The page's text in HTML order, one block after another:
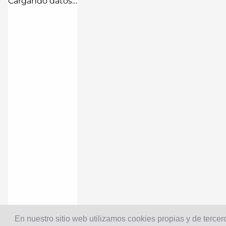
En nuestro sitio web utilizamos cookies propias y de